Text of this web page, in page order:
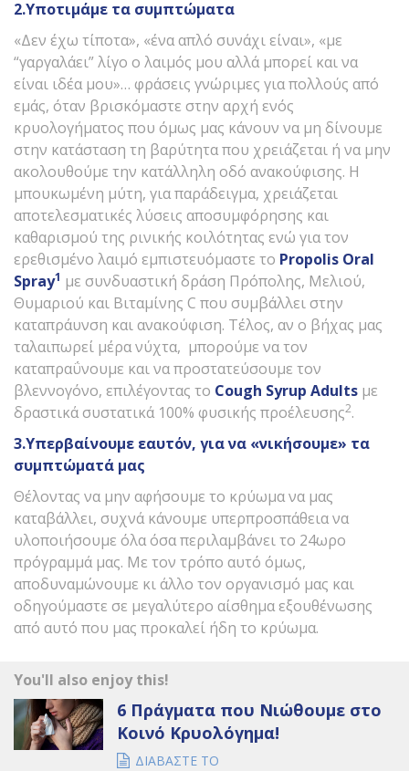
2.Υποτιμάμε τα συμπτώματα
«Δεν έχω τίποτα», «ένα απλό συνάχι είναι», «με
“γαργαλάει” λίγο ο λαιμός μου αλλά μπορεί και να
είναι ιδέα μου»… φράσεις γνώριμες για πολλούς από
εμάς, όταν βρισκόμαστε στην αρχή ενός
κρυολογήματος που όμως μας κάνουν να μη δίνουμε
στην κατάσταση τη βαρύτητα που χρειάζεται ή να μην
ακολουθούμε την κατάλληλη οδό ανακούφισης. Η
μπουκωμένη μύτη, για παράδειγμα, χρειάζεται
αποτελεσματικές λύσεις αποσυμφόρησης και
καθαρισμού της ρινικής κοιλότητας ενώ για τον
ερεθισμένο λαιμό εμπιστευόμαστε το Propolis Oral
Spray1 με συνδυαστική δράση Πρόπολης, Μελιού,
Θυμαριού και Βιταμίνης C που συμβάλλει στην
καταπράυνση και ανακούφιση. Τέλος, αν ο βήχας μας
ταλαιπωρεί μέρα νύχτα, μπορούμε να τον
καταπραΰνουμε και να προστατεύσουμε τον
βλεννογόνο, επιλέγοντας το Cough Syrup Adults με
δραστικά συστατικά 100% φυσικής προέλευσης2.
3.Υπερβαίνουμε εαυτόν, για να «νικήσουμε» τα
συμπτώματά μας
Θέλοντας να μην αφήσουμε το κρύωμα να μας
καταβάλλει, συχνά κάνουμε υπερπροσπάθεια να
υλοποιήσουμε όλα όσα περιλαμβάνει το 24ωρο
πρόγραμμά μας. Με τον τρόπο αυτό όμως,
αποδυναμώνουμε κι άλλο τον οργανισμό μας και
οδηγούμαστε σε μεγαλύτερο αίσθημα εξουθένωσης
από αυτό που μας προκαλεί ήδη το κρύωμα.
You'll also enjoy this!
6 Πράγματα που Νιώθουμε στο
Κοινό Κρυολόγημα!
ΔΙΑΒΑΣΤΕ ΤΟ